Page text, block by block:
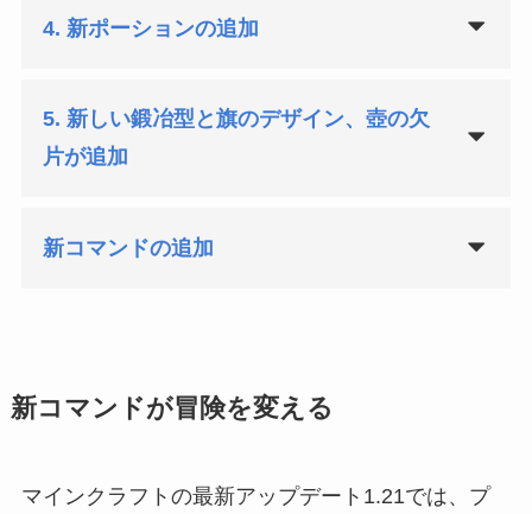
4. 新ポーションの追加
5. 新しい鍛冶型と旗のデザイン、壺の欠
片が追加
新コマンドの追加
新コマンドが冒険を変える
マインクラフトの最新アップデート1.21では、プ